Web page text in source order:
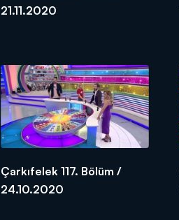
21.11.2020
Çarkıfelek 117. Bölüm /
24.10.2020